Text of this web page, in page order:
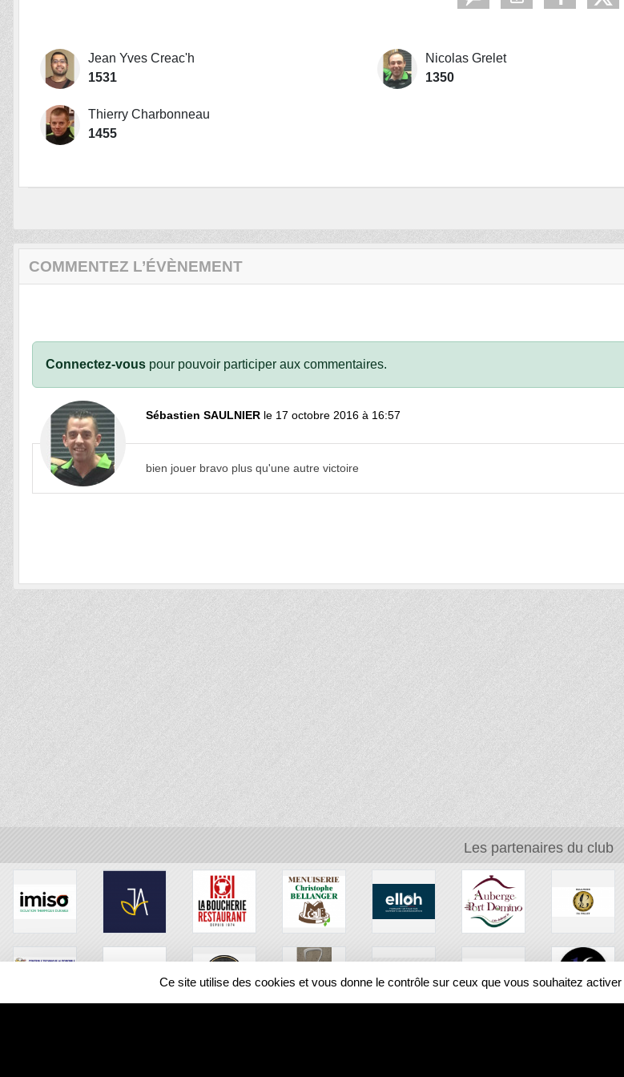
Jean Yves Creac'h
1531
Nicolas Grelet
1350
Thierry Charbonneau
1455
COMMENTEZ L’ÉVÈNEMENT
Connectez-vous pour pouvoir participer aux commentaires.
Sébastien SAULNIER le 17 octobre 2016 à 16:57
bien jouer bravo plus qu'une autre victoire
Les partenaires du club
Ce site utilise des cookies et vous donne le contrôle sur ceux que vous souhaitez activer